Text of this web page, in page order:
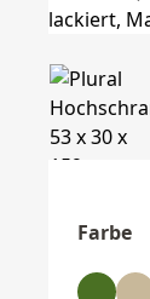
Farbe